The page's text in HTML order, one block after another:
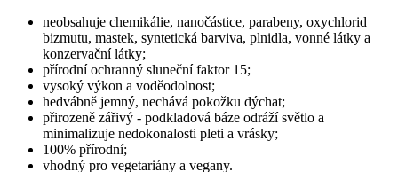
neobsahuje chemikálie, nanočástice, parabeny, oxychlorid
bizmutu, mastek, syntetická barviva, plnidla, vonné látky a
konzervační látky;
přírodní ochranný sluneční faktor 15;
vysoký výkon a voděodolnost;
hedvábně jemný, nechává pokožku dýchat;
přirozeně zářivý - podkladová báze odráží světlo a
minimalizuje nedokonalosti pleti a vrásky;
100% přírodní;
vhodný pro vegetariány a vegany.